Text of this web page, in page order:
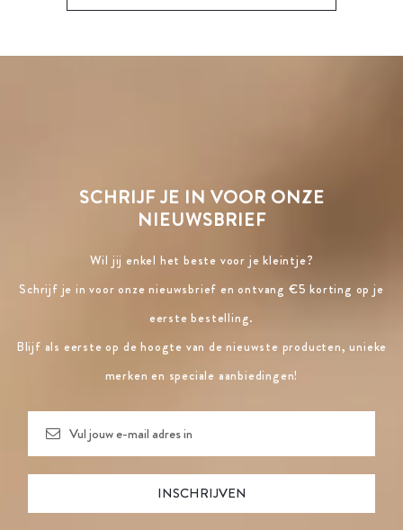
SCHRIJF JE IN VOOR ONZE
NIEUWSBRIEF
Wil jij enkel het beste voor je kleintje?
Schrijf je in voor onze nieuwsbrief en ontvang €5 korting op je
eerste bestelling.
Blijf als eerste op de hoogte van de nieuwste producten, unieke
merken en speciale aanbiedingen!